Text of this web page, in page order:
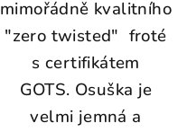
mimořádně kvalitního
"zero twisted" froté
s certifikátem
GOTS. Osuška je
velmi jemná a